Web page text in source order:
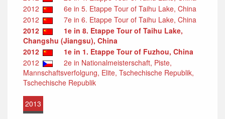
2012
6e in 5. Etappe Tour of Taihu Lake, China
2012
7e in 6. Etappe Tour of Taihu Lake, China
2012
1e in 8. Etappe Tour of Taihu Lake,
Changshu (Jiangsu), China
2012
1e in 1. Etappe Tour of Fuzhou, China
2012
2e in Nationalmeisterschaft, Piste,
Mannschaftsverfolgung, Elite, Tschechische Republik,
Tschechische Republik
2013